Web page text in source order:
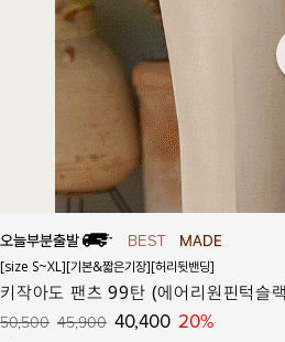
[size S~XL][기본&짧은기장][허리뒷밴딩]
키작아도 팬츠 99탄 (에어리원핀턱슬
50,500 45,900 40,400 20%